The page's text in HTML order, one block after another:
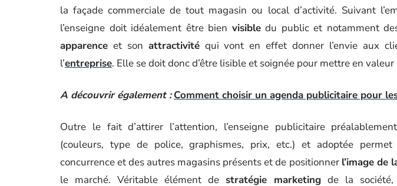
la façade commerciale de tout magasin ou local d’activité. Suivant
l’enseigne doit idéalement être bien visibledu public et notamment
apparence et son attractivitéqui vont en effet donner l’envie aux
l’entreprise. Elle se doit donc d’être lisible et soignée pour mettre en valeur
A découvrir également : Comment choisir un agenda publicitaire pour
Outre le fait d’attirer l’attention, l’enseigne publicitaire préalablement
(couleurs, type de police, graphismes, prix, etc.) et adoptée permet
concurrence et des autres magasins présents et de positionner l’image de
le marché. Véritable élément de stratégie marketing de la